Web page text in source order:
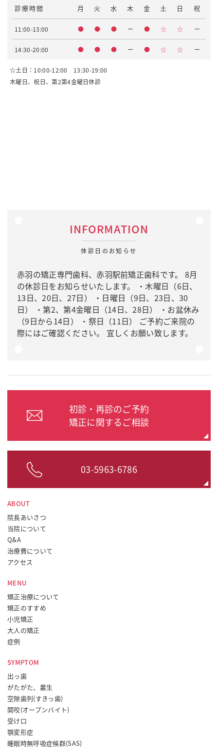
診療時間 月 火 水 木 金 土 日 祝
11:00-13:00 ● ● ● ー ● ☆ ☆ ー
14:30-20:00 ● ● ● ー ● ☆ ☆ ー
☆土日：10:00-12:00 13:30-19:00
木曜日、祝日、第2第4金曜日休診
INFORMATION
休診日のお知らせ
赤羽の矯正専門歯科、赤羽駅前矯正歯科です。 8月
の休診日をお知らせいたします。 ・木曜日（6日、
13日、20日、27日） ・日曜日（9日、23日、30
日） ・第2、第4金曜日（14日、28日） ・お盆休み
（9日から14日） ・祭日（11日） ご予約ご来院の
際にはご確認ください。 宜しくお願い致します。
初診・再診のご予約
矯正に関するご相談
03-5963-6786
ABOUT
院長あいさつ
当院について
Q&A
治療費について
アクセス
MENU
矯正治療について
矯正のすすめ
小児矯正
大人の矯正
症例
SYMPTOM
出っ歯
がたがた、叢生
空隙歯列(すきっ歯)
開咬(オープンバイト)
受け口
顎変形症
睡眠時無呼吸症候群(SAS)